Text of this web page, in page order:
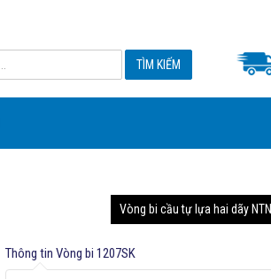
Vòng bi cầu tự lựa hai dãy NTN
Thông tin Vòng bi 1207SK